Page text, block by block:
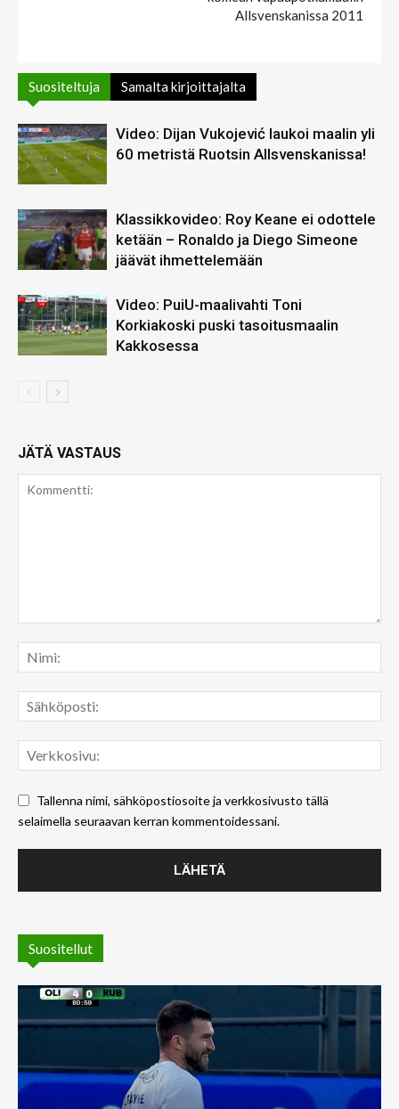
Allsvenskanissa 2011
Suositeltuja Samalta kirjoittajalta
Video: Dijan Vukojević laukoi maalin yli
60 metristä Ruotsin Allsvenskanissa!
Klassikkovideo: Roy Keane ei odottele
ketään – Ronaldo ja Diego Simeone
jäävät ihmettelemään
Video: PuiU-maalivahti Toni
Korkiakoski puski tasoitusmaalin
Kakkosessa
JÄTÄ VASTAUS
Tallenna nimi, sähköpostiosoite ja verkkosivusto tällä
selaimella seuraavan kerran kommentoidessani.
Suositellut